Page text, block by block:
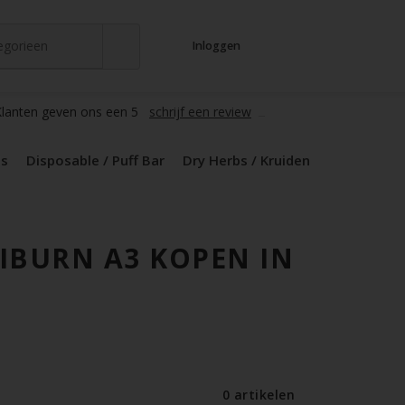
Inloggen
geven ons een 5 schrijf een review
Disposable / Puff Bar Dry Herbs / Kruiden
A3 KOPEN IN
0 artikelen